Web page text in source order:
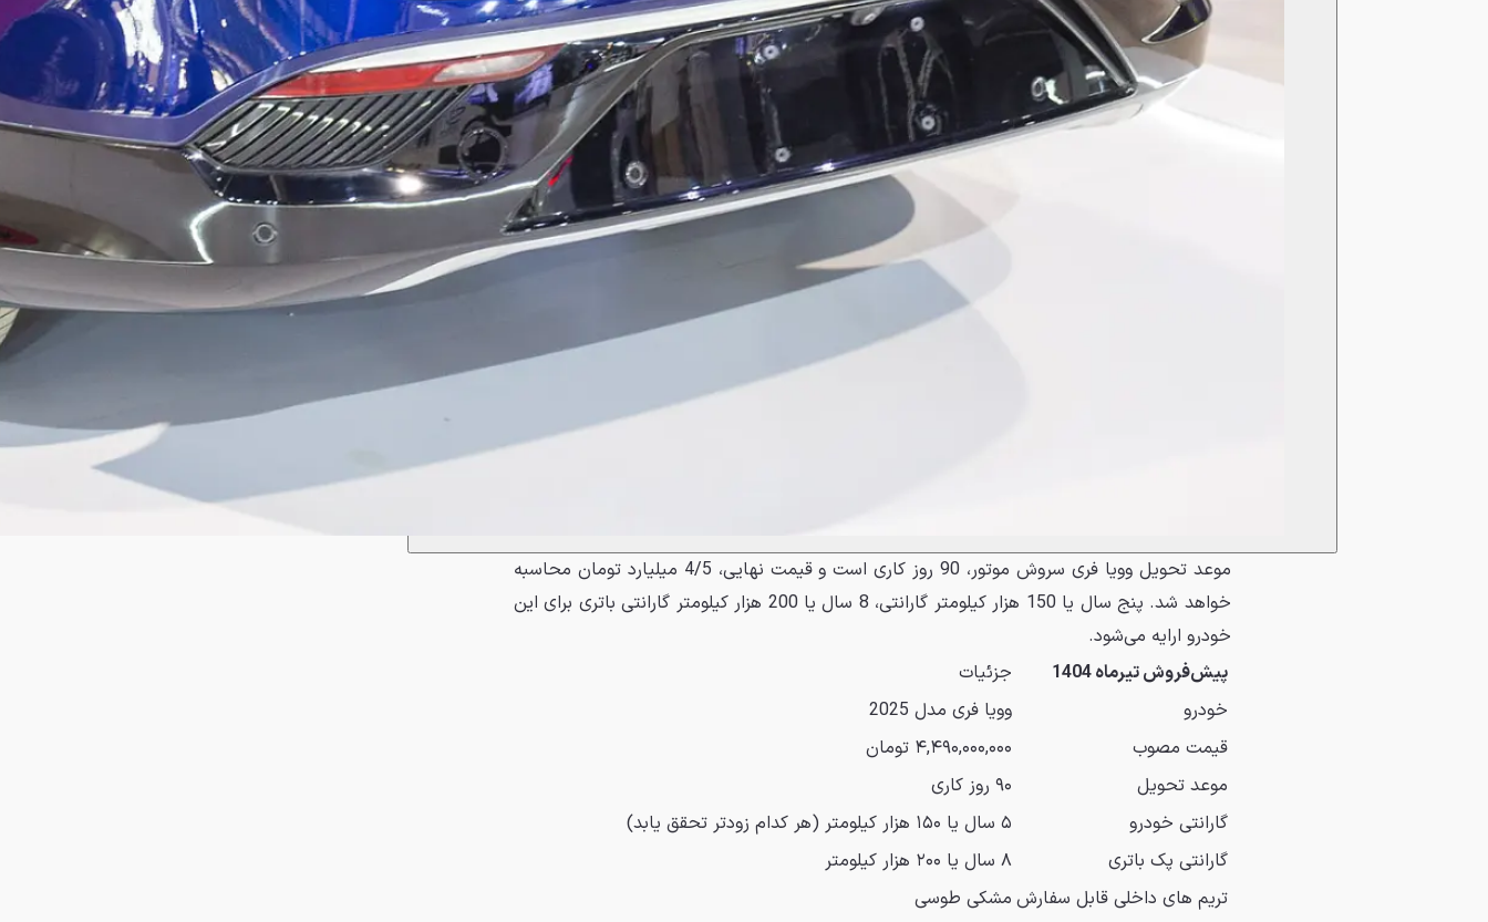
موعد تحویل وویا فری سروش موتور، 90 روز کاری است و قیمت نهایی، 4/5 میلیارد تومان محاسبه
خواهد شد. پنج سال یا 150 هزار کیلومتر گارانتی، 8 سال یا 200 هزار کیلومتر گارانتی باتری برای این
خودرو ارایه می‌شود.
پیش‌فروش تیرماه 1404
جزئیات
خودرو
وویا فری مدل 2025
قیمت مصوب
۴,۴۹۰,۰۰۰,۰۰۰ تومان
موعد تحویل
۹۰ روز کاری
گارانتی خودرو
۵ سال یا ۱۵۰ هزار کیلومتر (هر کدام زودتر تحقق یابد)
گارانتی پک باتری
۸ سال یا ۲۰۰ هزار کیلومتر
تریم های داخلی قابل سفارش مشکی طوسی